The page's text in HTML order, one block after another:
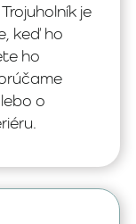
Trojuholník je
keď ho
ho
o